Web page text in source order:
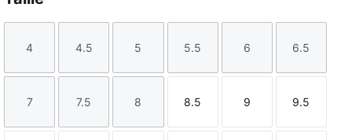
Taille
4
Taille
4.5
Taille
5
Taille
5.5
Taille
6
Taille
6.5
Taille
7
Taille
7.5
Taille
8
Taille
8.5
Taille
9
Taille
9.5